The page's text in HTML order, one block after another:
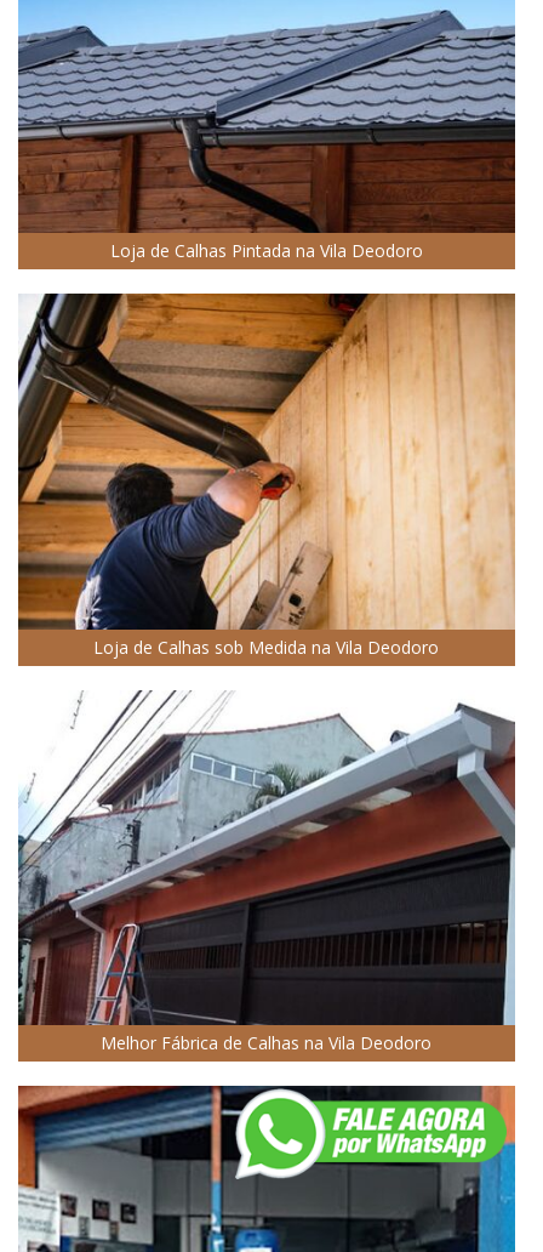
Loja de Calhas Pintada na Vila Deodoro
Loja de Calhas sob Medida na Vila Deodoro
Melhor Fábrica de Calhas na Vila Deodoro